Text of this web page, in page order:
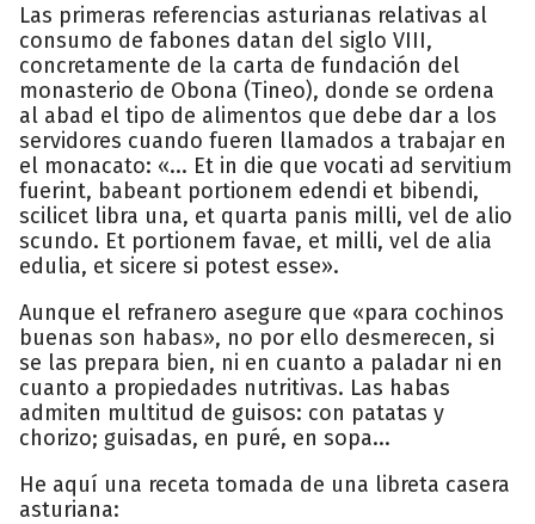
Las primeras referencias asturianas relativas al
consumo de fabones datan del siglo VIII,
concretamente de la carta de fundación del
monasterio de Obona (Tineo), donde se ordena
al abad el tipo de alimentos que debe dar a los
servidores cuando fueren llamados a trabajar en
el monacato: «... Et in die que vocati ad servitium
fuerint, babeant portionem edendi et bibendi,
scilicet libra una, et quarta panis milli, vel de alio
scundo. Et portionem favae, et milli, vel de alia
edulia, et sicere si potest esse».
Aunque el refranero asegure que «para cochinos
buenas son habas», no por ello desmerecen, si
se las prepara bien, ni en cuanto a paladar ni en
cuanto a propiedades nutritivas. Las habas
admiten multitud de guisos: con patatas y
chorizo; guisadas, en puré, en sopa...
He aquí una receta tomada de una libreta casera
asturiana: